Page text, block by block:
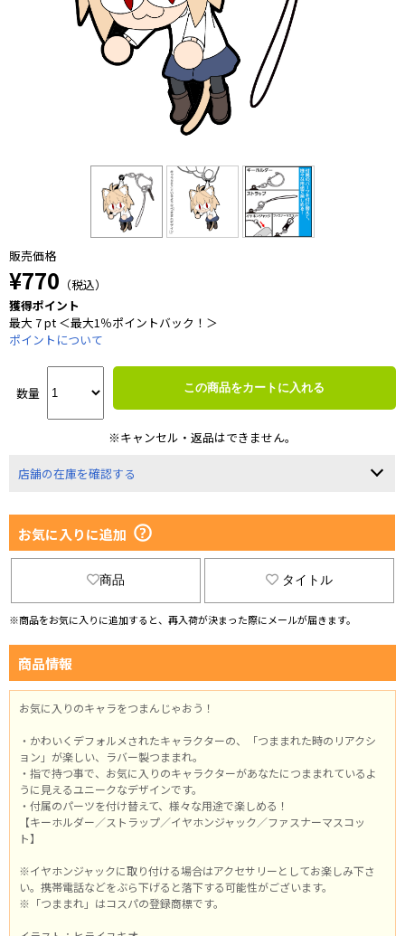
販売価格
¥770 （税込）
獲得ポイント
最大 7 pt ＜最大1％ポイントバック！＞
ポイントについて
数量 この商品をカートに入れる
※キャンセル・返品はできません。
店舗の在庫を確認する
お気に入りに追加
商品 タイトル
※商品をお気に入りに追加すると、再入荷が決まった際にメールが届きます。
商品情報
お気に入りのキャラをつまんじゃおう！
・かわいくデフォルメされたキャラクターの、「つままれた時のリアクシ
ョン」が楽しい、ラバー製つままれ。
・指で持つ事で、お気に入りのキャラクターがあなたにつままれているよ
うに見えるユニークなデザインです。
・付属のパーツを付け替えて、様々な用途で楽しめる！
【キーホルダー／ストラップ／イヤホンジャック／ファスナーマスコッ
ト】
※イヤホンジャックに取り付ける場合はアクセサリーとしてお楽しみ下さ
い。携帯電話などをぶら下げると落下する可能性がございます。
※「つままれ」はコスパの登録商標です。